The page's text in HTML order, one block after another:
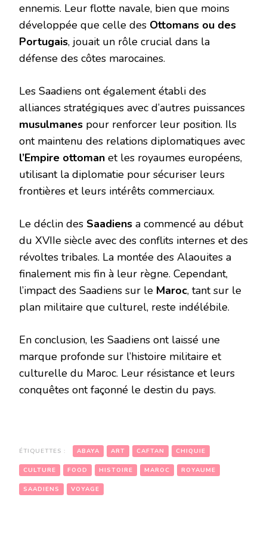
ennemis. Leur flotte navale, bien que moins
développée que celle des Ottomans ou des
Portugais, jouait un rôle crucial dans la
défense des côtes marocaines.
Les Saadiens ont également établi des
alliances stratégiques avec d’autres puissances
musulmanes pour renforcer leur position. Ils
ont maintenu des relations diplomatiques avec
l’Empire ottoman et les royaumes européens,
utilisant la diplomatie pour sécuriser leurs
frontières et leurs intérêts commerciaux.
Le déclin des Saadiens a commencé au début
du XVIIe siècle avec des conflits internes et des
révoltes tribales. La montée des Alaouites a
finalement mis fin à leur règne. Cependant,
l’impact des Saadiens sur le Maroc, tant sur le
plan militaire que culturel, reste indélébile.
En conclusion, les Saadiens ont laissé une
marque profonde sur l’histoire militaire et
culturelle du Maroc. Leur résistance et leurs
conquêtes ont façonné le destin du pays.
ÉTIQUETTES : ABAYA ART CAFTAN CHIQUIE
CULTURE FOOD HISTOIRE MAROC ROYAUME
SAADIENS VOYAGE